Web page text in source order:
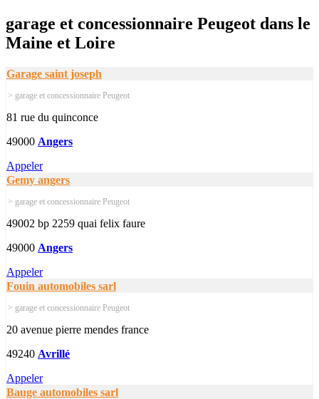
garage et concessionnaire Peugeot dans le
Maine et Loire
Garage saint joseph
> garage et concessionnaire Peugeot
81 rue du quinconce
49000 Angers
Appeler
Gemy angers
> garage et concessionnaire Peugeot
49002 bp 2259 quai felix faure
49000 Angers
Appeler
Fouin automobiles sarl
> garage et concessionnaire Peugeot
20 avenue pierre mendes france
49240 Avrillé
Appeler
Bauge automobiles sarl